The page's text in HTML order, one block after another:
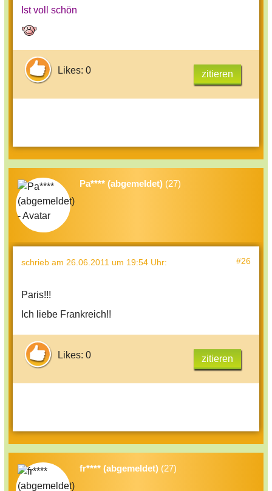
Ist voll schön
Likes: 0 zitieren
Pa**** (abgemeldet) (27)
schrieb am 26.06.2011 um 19:54 Uhr: #26
Paris!!!
Ich liebe Frankreich!!
Likes: 0 zitieren
fr**** (abgemeldet) (27)